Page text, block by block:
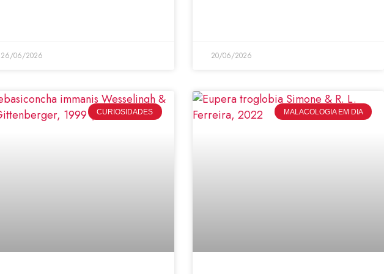
26/06/2026 20/06/2026
CURIOSIDADES MALACOLOGIA EM DIA